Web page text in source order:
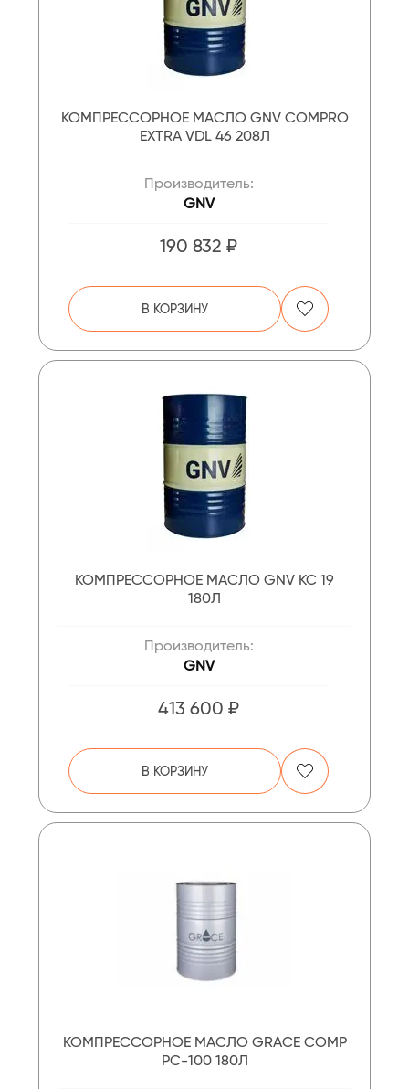
КОМПРЕССОРНОЕ МАСЛО GNV COMPRO
EXTRA VDL 46 208Л
Производитель:
GNV
190 832 ₽
В КОРЗИНУ
КОМПРЕССОРНОЕ МАСЛО GNV KC 19
180Л
Производитель:
GNV
413 600 ₽
В КОРЗИНУ
КОМПРЕССОРНОЕ МАСЛО GRACE COMP
PC-100 180Л